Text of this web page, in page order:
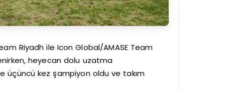
Riyadh ile Icon Global/AMASE Team
heyecan dolu uzatma
üçüncü kez şampiyon oldu ve takım